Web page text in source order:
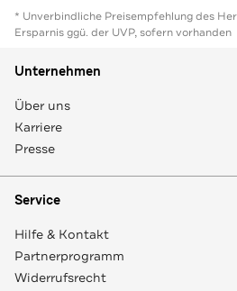
* Unverbindliche Preisempfehlung des
Ersparnis ggü. der UVP, sofern vorhanden
Unternehmen
Über uns
Karriere
Presse
Service
Hilfe & Kontakt
Partnerprogramm
Widerrufsrecht